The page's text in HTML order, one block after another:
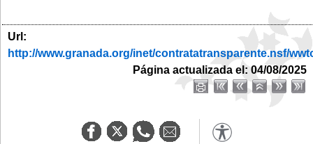
Url:
http://www.granada.org/inet/contratatransparente.nsf/
Página actualizada el: 04/08/2025